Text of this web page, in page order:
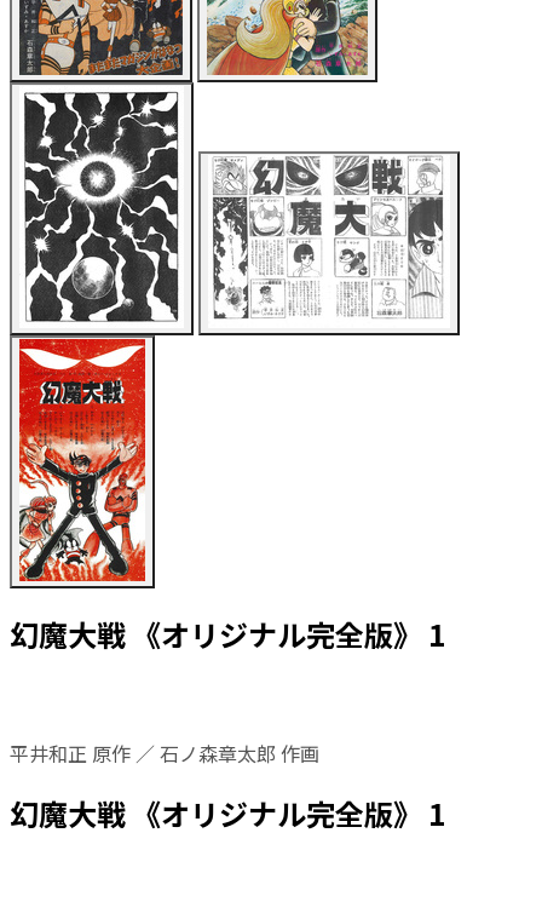
幻魔大戦 《オリジナル完全版》 1
平井和正 原作 ／ 石ノ森章太郎 作画
幻魔大戦 《オリジナル完全版》 1